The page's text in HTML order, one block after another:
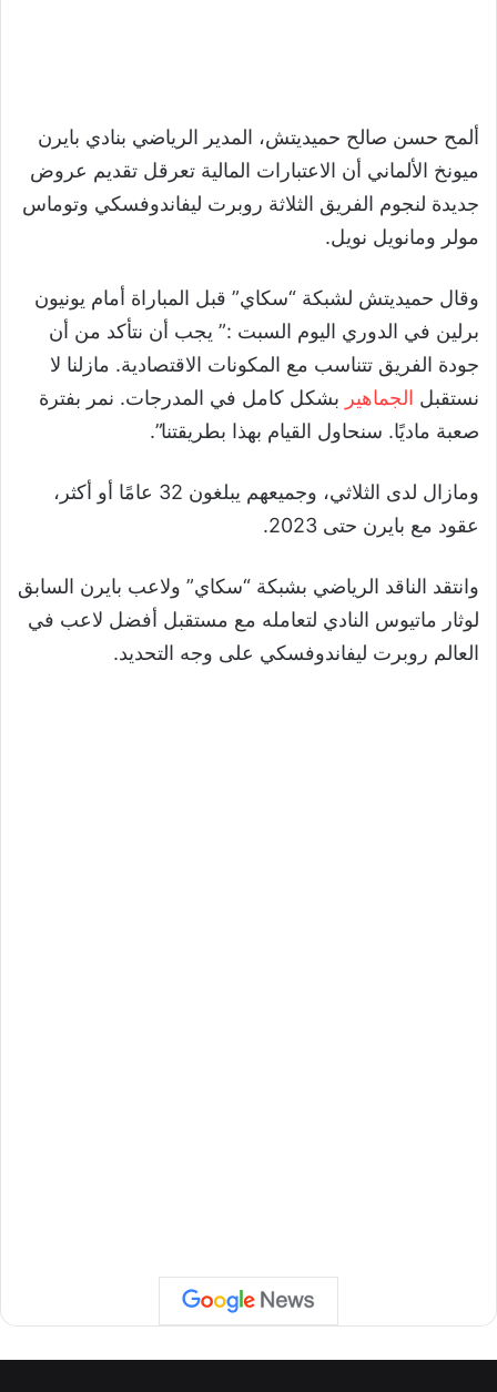
ألمح حسن صالح حميديتش، المدير الرياضي بنادي بايرن
ميونخ الألماني أن الاعتبارات المالية تعرقل تقديم عروض
جديدة لنجوم الفريق الثلاثة روبرت ليفاندوفسكي وتوماس
مولر ومانويل نويل.
وقال حميديتش لشبكة “سكاي” قبل المباراة أمام يونيون
برلين في الدوري اليوم السبت :” يجب أن نتأكد من أن
جودة الفريق تتناسب مع المكونات الاقتصادية. مازلنا لا
نستقبل الجماهير بشكل كامل في المدرجات. نمر بفترة
صعبة ماديًا. سنحاول القيام بهذا بطريقتنا”.
ومازال لدى الثلاثي، وجميعهم يبلغون 32 عامًا أو أكثر،
عقود مع بايرن حتى 2023.
وانتقد الناقد الرياضي بشبكة “سكاي” ولاعب بايرن السابق
لوثار ماتيوس النادي لتعامله مع مستقبل أفضل لاعب في
العالم روبرت ليفاندوفسكي على وجه التحديد.